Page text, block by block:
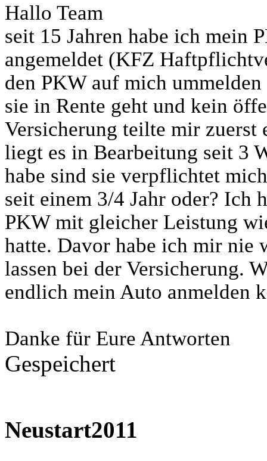
Hallo Team
seit 15 Jahren habe ich mein
angemeldet (KFZ
den PKW auf mich
sie in Rente geht und kein
Versicherung teilte mir zuerst
liegt es in Bearbeitung seit 3
habe sind sie verpflichtet
seit einem 3/4 Jahr oder? Ich
PKW mit gleicher Leistung
hatte. Davor habe ich mir nie
lassen bei der Versicherung.
endlich mein Auto anmelden
Danke für Eure Antworten
Gespeichert
Neustart2011